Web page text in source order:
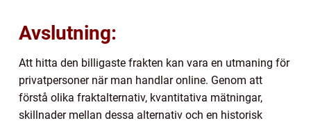
Avslutning:
Att hitta den billigaste frakten kan vara en utmaning för
privatpersoner när man handlar online. Genom att
förstå olika fraktalternativ, kvantitativa mätningar,
skillnader mellan dessa alternativ och en historisk